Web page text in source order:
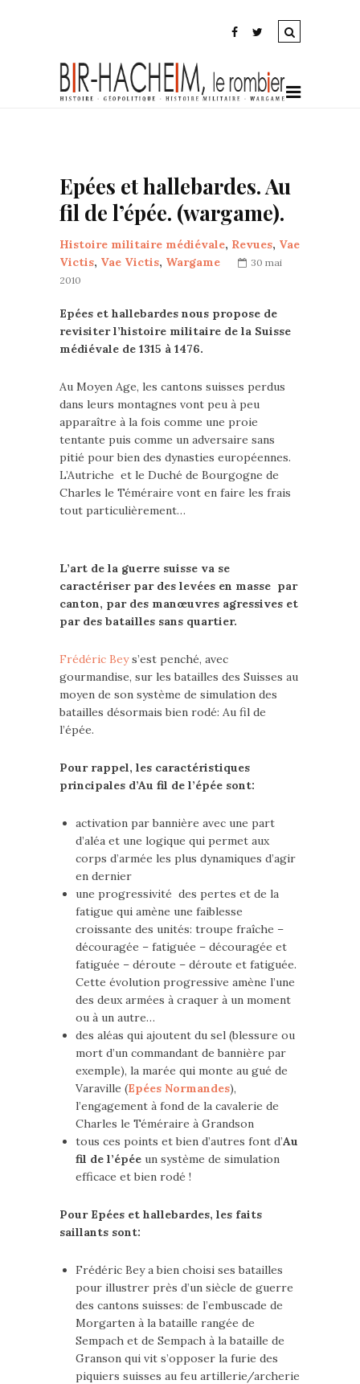
Epées et hallebardes. Au
fil de l’épée. (wargame).
Histoire militaire médiévale, Revues, Vae
Victis, Vae Victis, Wargame
30 mai
2010
Epées et hallebardes nous propose de
revisiter l’histoire militaire de la Suisse
médiévale de 1315 à 1476.
Au Moyen Age, les cantons suisses perdus
dans leurs montagnes vont peu à peu
apparaître à la fois comme une proie
tentante puis comme un adversaire sans
pitié pour bien des dynasties européennes.
L’Autriche et le Duché de Bourgogne de
Charles le Téméraire vont en faire les frais
tout particulièrement…
L’art de la guerre suisse va se
caractériser par des levées en masse par
canton, par des manœuvres agressives et
par des batailles sans quartier.
Frédéric Beys’est penché, avec
gourmandise, sur les batailles des Suisses au
moyen de son système de simulation des
batailles désormais bien rodé: Au fil de
l’épée.
Pour rappel, les caractéristiques
principales d’Au fil de l’épée sont:
activation par bannière avec une part
d’aléa et une logique qui permet aux
corps d’armée les plus dynamiques d’agir
en dernier
une progressivité des pertes et de la
fatigue qui amène une faiblesse
croissante des unités: troupe fraîche –
découragée – fatiguée – découragée et
fatiguée – déroute – déroute et fatiguée.
Cette évolution progressive amène l’une
des deux armées à craquer à un moment
ou à un autre…
des aléas qui ajoutent du sel (blessure ou
mort d’un commandant de bannière par
exemple), la marée qui monte au gué de
Varaville (Epées Normandes),
l’engagement à fond de la cavalerie de
Charles le Téméraire à Grandson
tous ces points et bien d’autres font d’Au
fil de l’épée un système de simulation
efficace et bien rodé !
Pour Epées et hallebardes, les faits
saillants sont:
Frédéric Bey a bien choisi ses batailles
pour illustrer près d’un siècle de guerre
des cantons suisses: de l’embuscade de
Morgarten à la bataille rangée de
Sempach et de Sempach à la bataille de
Granson qui vit s’opposer la furie des
piquiers suisses au feu artillerie/archerie